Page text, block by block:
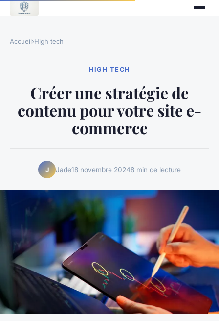
Accueil›High tech
HIGH TECH
Créer une stratégie de
contenu pour votre site e-
commerce
J Jade18 novembre 20248 min de lecture